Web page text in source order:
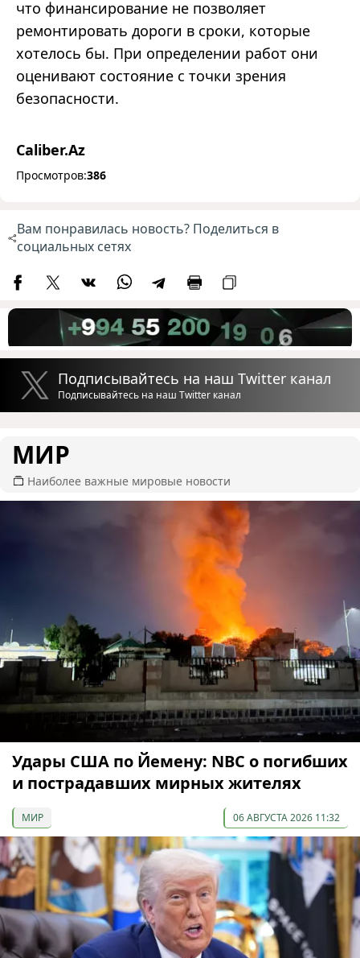
что финансирование не позволяет
ремонтировать дороги в сроки, которые
хотелось бы. При определении работ они
оценивают состояние с точки зрения
безопасности.
Caliber.Az
Просмотров:386
Вам понравилась новость? Поделиться в
социальных сетях
Подписывайтесь на наш Twitter канал
Подписывайтесь на наш Twitter канал
МИР
Наиболее важные мировые новости
Удары США по Йемену: NBC о погибших
и пострадавших мирных жителях
МИР 06 АВГУСТА 2026 11:32